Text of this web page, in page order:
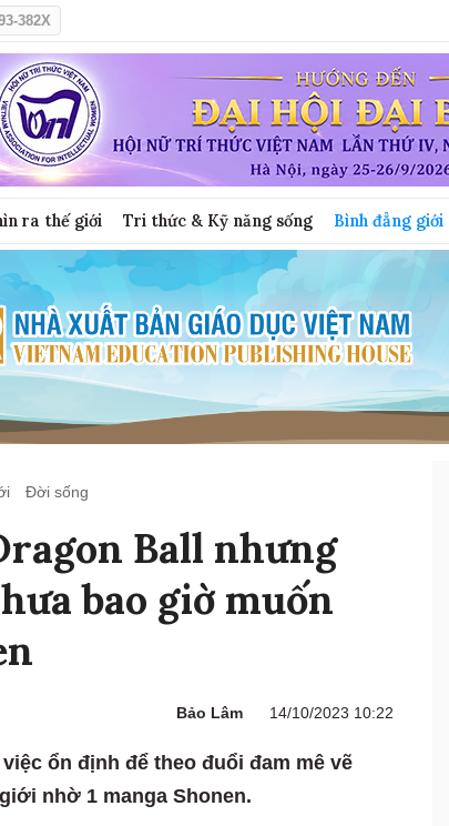
382X
ra thế giới Tri thức & Kỹ năng sống Bình đẳng giới
Đời sống
Ball nhưng
bao giờ muốn
Bảo Lâm 14/10/2023 10:22
ổn định để theo đuổi đam mê vẽ
nhờ 1 manga Shonen.